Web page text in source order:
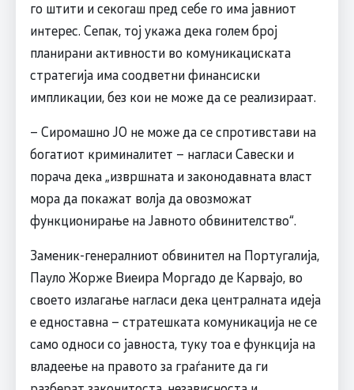
го штити и секогаш пред себе го има јавниот
интерес. Сепак, тој укажа дека голем број
планирани активности во комуникациската
стратегија има соодветни финансиски
импликации, без кои не може да се реализираат.
– Сиромашно ЈО не може да се спротивстави на
богатиот криминалитет – нагласи Савески и
порача дека „извршната и законодавната власт
мора да покажат волја да овозможат
функционирање на Јавното обвинителство“.
Заменик-генералниот обвинител на Португалија,
Пауло Жорже Виеира Моргадо де Карвајо, во
своето излагање нагласи дека централната идеја
е едноставна – стратешката комуникација не се
само односи со јавноста, туку тоа е функција на
владеење на правото за граѓаните да ги